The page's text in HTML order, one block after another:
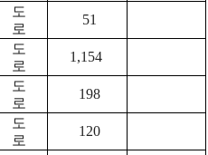
도
로
51
도
로
1,154
도
로
198
도
로
120